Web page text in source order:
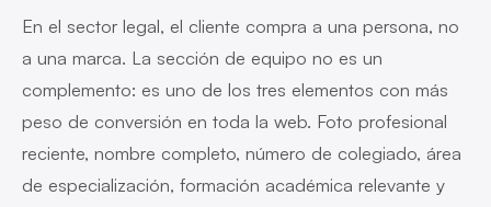
En el sector legal, el cliente compra a una persona, no
a una marca. La sección de equipo no es un
complemento: es uno de los tres elementos con más
peso de conversión en toda la web. Foto profesional
reciente, nombre completo, número de colegiado, área
de especialización, formación académica relevante y